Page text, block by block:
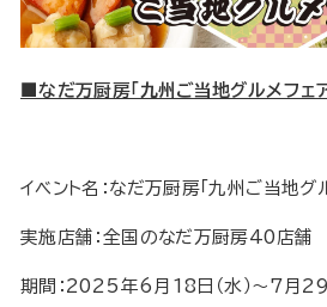
■なだ万厨房「九州ご当地グルメフェ
イベント名：なだ万厨房「九州ご当地グ
実施店舗：全国のなだ万厨房40店舗
期間：2025年6月18日（水）～7月29